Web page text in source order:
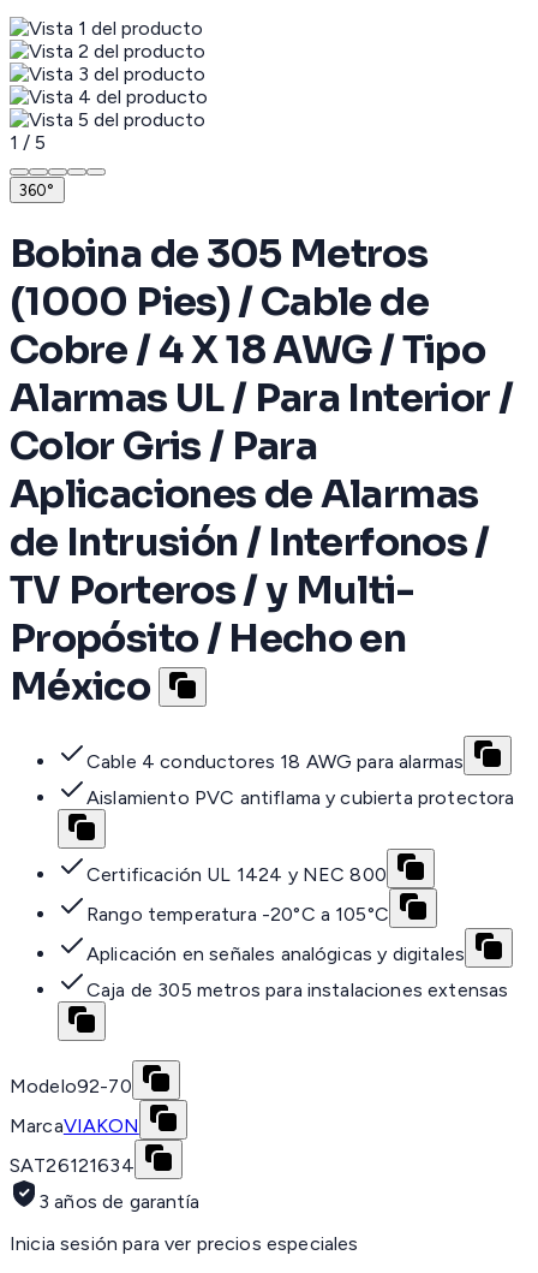
1 / 5
360°
Bobina de 305 Metros
(1000 Pies) / Cable de
Cobre / 4 X 18 AWG / Tipo
Alarmas UL / Para Interior /
Color Gris / Para
Aplicaciones de Alarmas
de Intrusión / Interfonos /
TV Porteros / y Multi-
Propósito / Hecho en
México
Cable 4 conductores 18 AWG para alarmas
Aislamiento PVC antiflama y cubierta protectora
Certificación UL 1424 y NEC 800
Rango temperatura -20°C a 105°C
Aplicación en señales analógicas y digitales
Caja de 305 metros para instalaciones extensas
Modelo92-70
MarcaVIAKON
SAT26121634
3 años de garantía
Inicia sesión para ver precios especiales